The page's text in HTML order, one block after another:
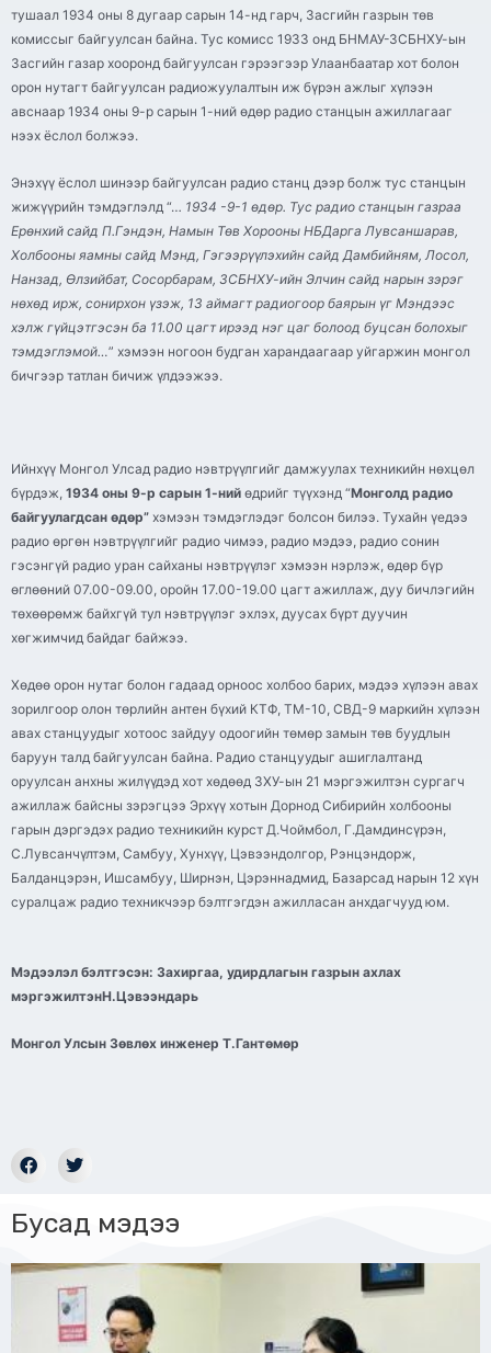
тушаал 1934 оны 8 дугаар сарын 14-нд гарч, Засгийн газрын төв
комиссыг байгуулсан байна. Тус комисс 1933 онд БНМАУ-ЗСБНХУ-ын
Засгийн газар хооронд байгуулсан гэрээгээр Улаанбаатар хот болон
орон нутагт байгуулсан радиожуулалтын иж бүрэн ажлыг хүлээн
авснаар 1934 оны 9-р сарын 1-ний өдөр радио станцын ажиллагааг
нээх ёслол болжээ.
Энэхүү ёслол шинээр байгуулсан радио станц дээр болж тус станцын
жижүүрийн тэмдэглэлд “… 1934 -9-1 өдөр. Тус радио станцын газраа
Ерөнхий сайд П.Гэндэн, Намын Төв Хорооны НБДарга Лувсаншарав,
Холбооны яамны сайд Мэнд, Гэгээрүүлэхийн сайд Дамбийням, Лосол,
Нанзад, Өлзийбат, Сосорбарам, ЗСБНХУ-ийн Элчин сайд нарын зэрэг
нөхөд ирж, сонирхон үзэж, 13 аймагт радиогоор баярын үг Мэндээс
хэлж гүйцэтгэсэн ба 11.00 цагт ирээд нэг цаг болоод буцсан болохыг
тэмдэглэмой…” хэмээн ногоон будган харандаагаар уйгаржин монгол
бичгээр татлан бичиж үлдээжээ.
Ийнхүү Монгол Улсад радио нэвтрүүлгийг дамжуулах техникийн нөхцөл
бүрдэж, 1934 оны 9-р сарын 1-ний өдрийг түүхэнд “Монголд радио
байгуулагдсан өдөр” хэмээн тэмдэглэдэг болсон билээ. Тухайн үедээ
радио өргөн нэвтрүүлгийг радио чимээ, радио мэдээ, радио сонин
гэсэнгүй радио уран сайханы нэвтрүүлэг хэмээн нэрлэж, өдөр бүр
өглөөний 07.00-09.00, оройн 17.00-19.00 цагт ажиллаж, дуу бичлэгийн
төхөөрөмж байхгүй тул нэвтрүүлэг эхлэх, дуусах бүрт дуучин
хөгжимчид байдаг байжээ.
Хөдөө орон нутаг болон гадаад орноос холбоо барих, мэдээ хүлээн авах
зорилгоор олон төрлийн антен бүхий КТФ, ТМ-10, СВД-9 маркийн хүлээн
авах станцуудыг хотоос зайдуу одоогийн төмөр замын төв буудлын
баруун талд байгуулсан байна. Радио станцуудыг ашиглалтанд
оруулсан анхны жилүүдэд хот хөдөөд ЗХУ-ын 21 мэргэжилтэн сургагч
ажиллаж байсны зэрэгцээ Эрхүү хотын Дорнод Сибирийн холбооны
гарын дэргэдэх радио техникийн курст Д.Чоймбол, Г.Дамдинсүрэн,
С.Лувсанчүлтэм, Самбуу, Хунхүү, Цэвээндолгор, Рэнцэндорж,
Балданцэрэн, Ишсамбуу, Ширнэн, Цэрэннадмид, Базарсад нарын 12 хүн
суралцаж радио техникчээр бэлтгэгдэн ажилласан анхдагчууд юм.
Мэдээлэл бэлтгэсэн: Захиргаа, удирдлагын газрын ахлах
мэргэжилтэнН.Цэвээндарь
Монгол Улсын Зөвлөх инженер Т.Гантөмөр
Бусад мэдээ